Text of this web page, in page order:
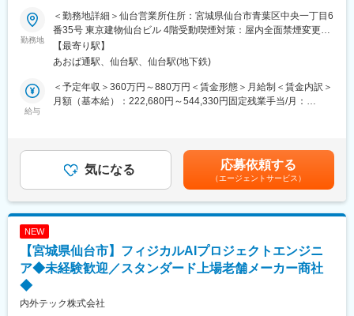
■業務内容：
当社は、国内大手メーカーを中心に工場のDX推進に向けてAI×IoT
によるソリューションを提供をしております。
具体的な業務としては、リード獲得、認知獲得、資料作成、提
案、テスト、効果検証、クロージング、アフターフォローなどク
の獲得までのプロセスはアポ獲得、初期商談、テスト対応などを
通じて、クライアントの現場課題やプロダクト、ソリューション
理解を通じて、受注のスキルを身に着けてもらいます。数千万円
■業務詳細：
・ワークサンプルテスト(撮像条件選定：カメラ／レンズ／照明等
勤務地
＜勤務地詳細＞仙台営業所住所：宮城県仙台市青葉区中央一丁目6
番35号 東京建物仙台ビル 4階受動喫煙対策：屋内全面禁煙変更の
範囲：会社の定める事業所
【最寄り駅】
あおば通駅、仙台駅、仙台駅(地下鉄)
給与
＜予定年収＞360万円～880万円＜賃金形態＞月給制＜賃金内訳＞
月額（基本給）：222,680円～544,330円固定残業手当/月：
経験、スキル、年齢を考慮の上、当社規定により決定します。※年
収構成は、月給×12ヶ月となります。■人事評価：年2回※評価に応
じて給与改定を実施賃金はあくまでも目安の金額であり、選考を
通じて上下する可能性があります。月給(月額)は固定手当を含めた
表記です。
気になる 応募依頼する
（エージェントサービス）
NEW
【宮城県仙台市】フィジカルAIプロジェクトエンジニ
ア◆未経験歓迎／スタンダード上場老舗メーカー商社
◆
内外テック株式会社